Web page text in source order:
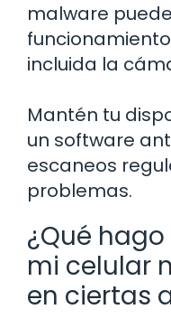
malware
incluida la
Mantén tu
un software
escaneos
problemas.
¿Qué
mi celular
en ciertas